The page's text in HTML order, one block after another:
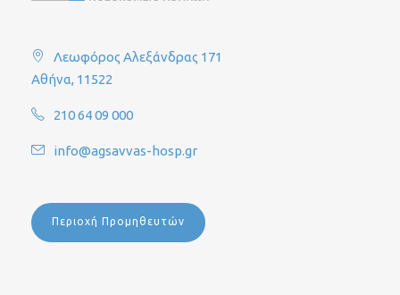
Λεωφόρος Αλεξάνδρας 171
Αθήνα, 11522
210 64 09 000
info@agsavvas-hosp.gr
Περιοχή Προμηθευτών